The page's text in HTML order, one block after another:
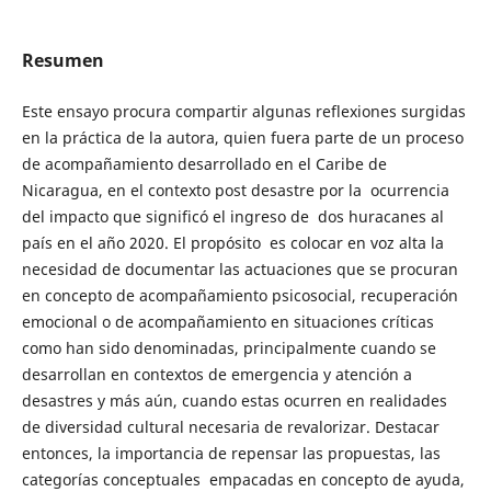
Resumen
Este ensayo procura compartir algunas reflexiones surgidas
en la práctica de la autora, quien fuera parte de un proceso
de acompañamiento desarrollado en el Caribe de
Nicaragua, en el contexto post desastre por la ocurrencia
del impacto que significó el ingreso de dos huracanes al
país en el año 2020. El propósito es colocar en voz alta la
necesidad de documentar las actuaciones que se procuran
en concepto de acompañamiento psicosocial, recuperación
emocional o de acompañamiento en situaciones críticas
como han sido denominadas, principalmente cuando se
desarrollan en contextos de emergencia y atención a
desastres y más aún, cuando estas ocurren en realidades
de diversidad cultural necesaria de revalorizar. Destacar
entonces, la importancia de repensar las propuestas, las
categorías conceptuales empacadas en concepto de ayuda,